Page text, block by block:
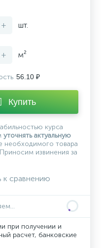
+ шт.
+ м²
56.10 ₽
Купить
курса
уточнять актуальную
необходимого товара
извинения за
к сравнению
при получении и
расчет, банковские